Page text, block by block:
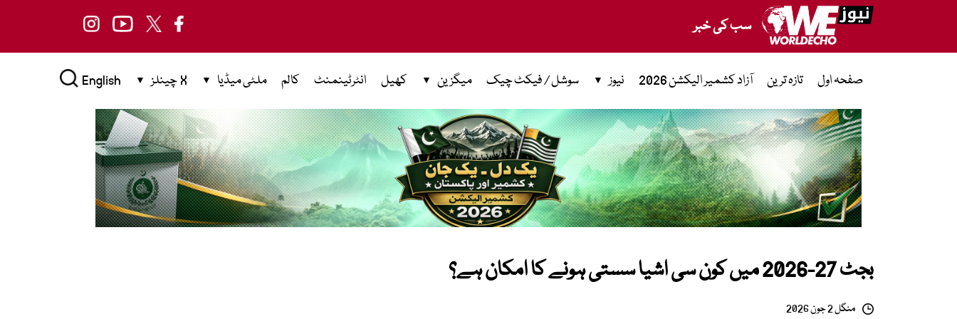
سب کی خبر
صفحہ اول تازہ ترین آزاد کشمیر الیکشن 2026 نیوز سوشل / فیکٹ چیک میگزین کھیل انٹرٹینمنٹ کالم ملٹی میڈیا X چینلز English
بجٹ 27-2026 میں کون سی اشیا سستی ہونے کا امکان ہے؟
منگل 2 جون 2026